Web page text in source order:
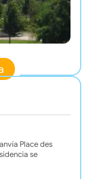
Place des
se